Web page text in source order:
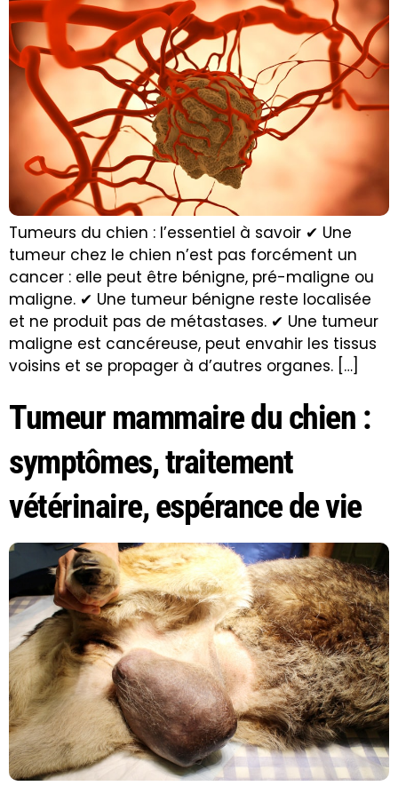
Tumeurs du chien : l’essentiel à savoir ✔ Une
tumeur chez le chien n’est pas forcément un
cancer : elle peut être bénigne, pré-maligne ou
maligne. ✔ Une tumeur bénigne reste localisée
et ne produit pas de métastases. ✔ Une tumeur
maligne est cancéreuse, peut envahir les tissus
voisins et se propager à d’autres organes. […]
Tumeur mammaire du chien :
symptômes, traitement
vétérinaire, espérance de vie